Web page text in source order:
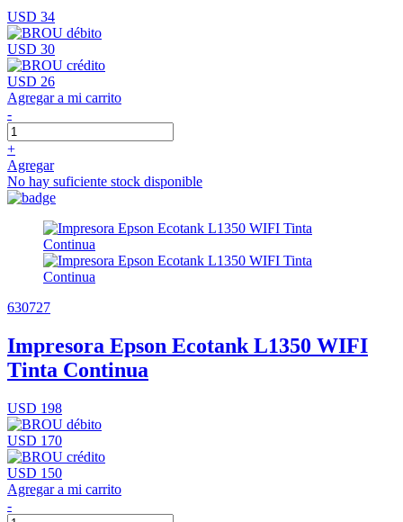
USD 34
USD 30
USD 26
Agregar a mi carrito
-
+
Agregar
No hay suficiente stock disponible
630727
Impresora Epson Ecotank L1350 WIFI
Tinta Continua
USD 198
USD 170
USD 150
Agregar a mi carrito
-